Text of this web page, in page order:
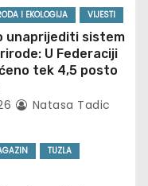
I EKOLOGIJA VIJESTI
unaprijediti sistem
U Federaciji
tek 4,5 posto
Natasa Tadic
TUZLA